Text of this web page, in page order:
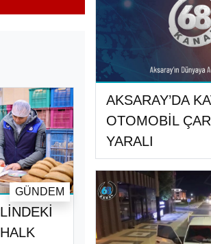
GÜNDEM
AKSARAY’DA
OTOMOBİL
YARALI